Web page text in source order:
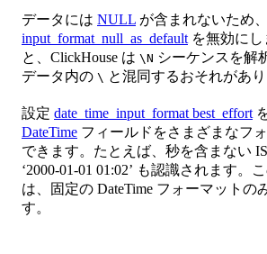
データには NULL が含まれないため、
input_format_null_as_defaultを無効にし
と、ClickHouse は \N シーケンスを解
データ内の \ と混同するおそれがあり
設定 date_time_input_format best_effort
DateTime フィールドをさまざまなフ
できます。たとえば、秒を含まない
‘2000-01-01 01:02’ も認識されます。
は、固定の DateTime フォーマットの
す。